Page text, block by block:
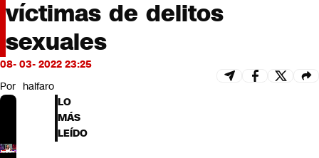
Opinión
víctimas de delitos
sexuales
08- 03- 2022 23:25
Por halfaro
LO
MÁS
LEÍDO